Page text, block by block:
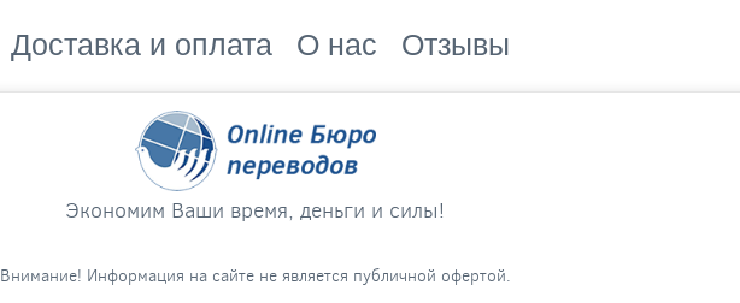
Доставка и оплата О нас Отзывы
Экономим Ваши время, деньги и силы!
Внимание! Информация на сайте не является публичной офертой.